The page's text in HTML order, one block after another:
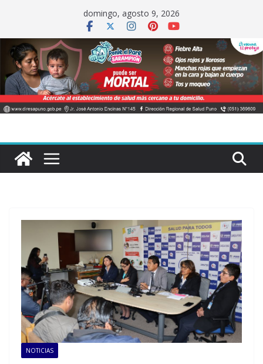
contenido
domingo, agosto 9, 2026
NOTICIAS